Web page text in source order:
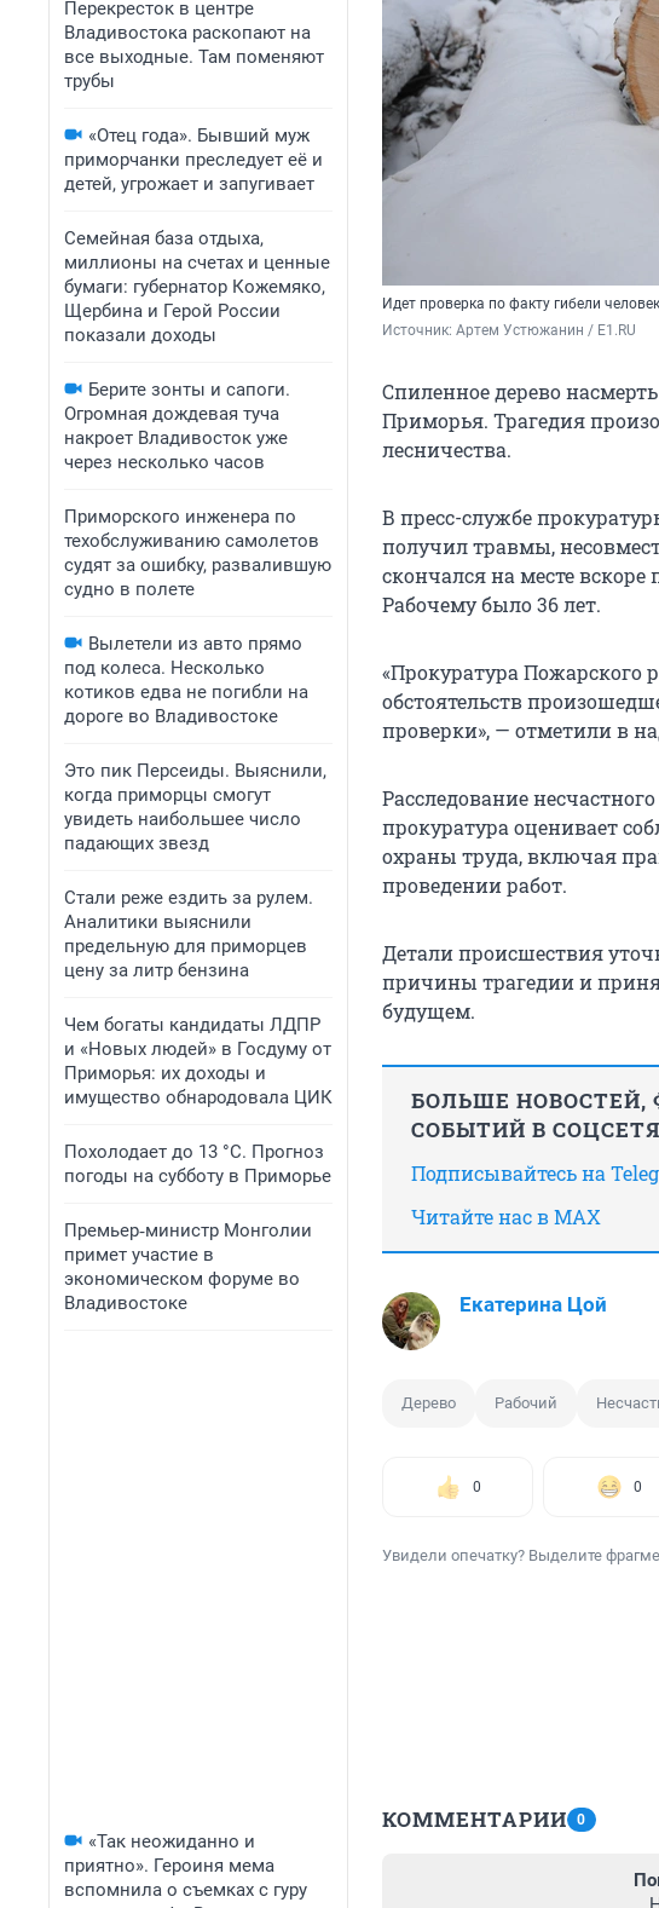
Перекресток в центре
Владивостока раскопают на
все выходные. Там поменяют
трубы
«Отец года». Бывший муж
приморчанки преследует её и
детей, угрожает и запугивает
Семейная база отдыха,
миллионы на счетах и ценные
бумаги: губернатор Кожемяко,
Щербина и Герой России
показали доходы
Берите зонты и сапоги.
Огромная дождевая туча
накроет Владивосток уже
через несколько часов
Приморского инженера по
техобслуживанию самолетов
судят за ошибку, развалившую
судно в полете
Вылетели из авто прямо
под колеса. Несколько
котиков едва не погибли на
дороге во Владивостоке
Это пик Персеиды. Выяснили,
когда приморцы смогут
увидеть наибольшее число
падающих звезд
Стали реже ездить за рулем.
Аналитики выяснили
предельную для приморцев
цену за литр бензина
Чем богаты кандидаты ЛДПР
и «Новых людей» в Госдуму от
Приморья: их доходы и
имущество обнародовала ЦИК
Похолодает до 13 °C. Прогноз
погоды на субботу в Приморье
Премьер‑министр Монголии
примет участие в
экономическом форуме во
Владивостоке
«Так неожиданно и
приятно». Героиня мема
вспомнила о съемках с гуру
Идет проверка по факту гибели
Источник: Артем Устюжанин / E1.RU
Спиленное дерево
Приморья. Трагедия
лесничества.
В пресс-службе
получил травмы,
скончался на месте вскоре
Рабочему было 36 лет.
«Прокуратура Пожарского
обстоятельств
проверки», — отметили в
Расследование
прокуратура оценивает
охраны труда, включая
проведении работ.
Детали происшествия
причины трагедии и
будущем.
БОЛЬШЕ НОВОСТЕЙ,
СОБЫТИЙ В
Подписывайтесь на
Читайте нас в MAX
Екатерина Цой
Дерево Рабочий
0 0
Увидели опечатку? Выделите
КОММЕНТАРИИ 0